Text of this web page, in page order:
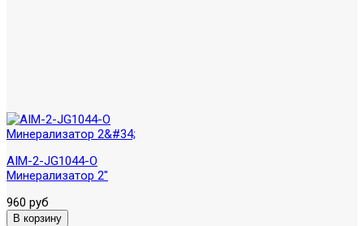
AIM-2-JG1044-O
Минерализатор 2"
960 руб